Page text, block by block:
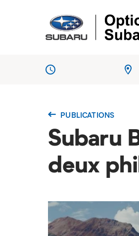
PUBLICATIONS
Subaru
deux